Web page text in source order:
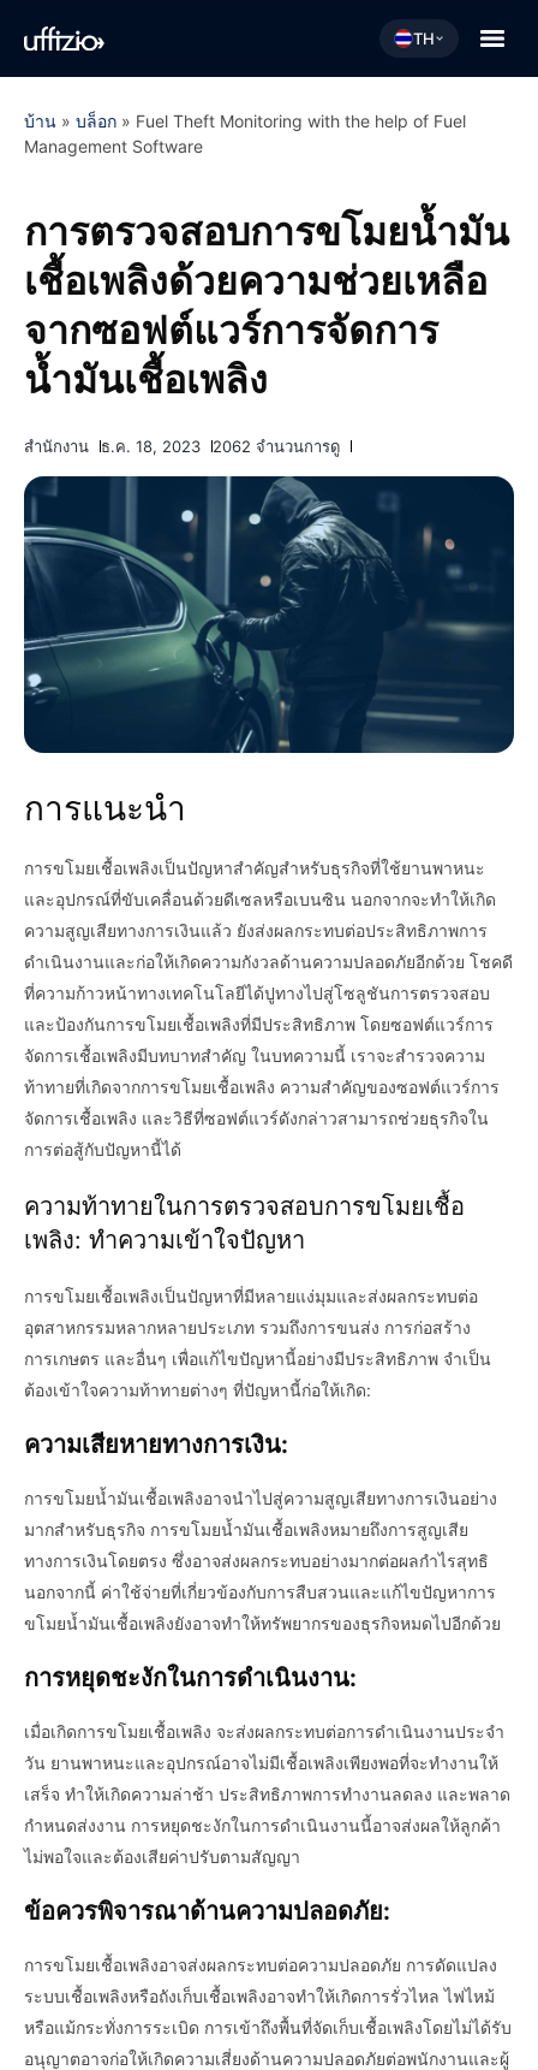
TH
บ้าน » บล็อก » Fuel Theft Monitoring with the help of Fuel
Management Software
การตรวจสอบการขโมยน้ำมัน
เชื้อเพลิงด้วยความช่วยเหลือ
จากซอฟต์แวร์การจัดการ
น้ำมันเชื้อเพลิง
สำนักงาน ธ.ค. 18, 2023 2062 จำนวนการดู
การแนะนำ
การขโมยเชื้อเพลิงเป็นปัญหาสำคัญสำหรับธุรกิจที่ใช้ยานพาหนะ
และอุปกรณ์ที่ขับเคลื่อนด้วยดีเซลหรือเบนซิน นอกจากจะทำให้เกิด
ความสูญเสียทางการเงินแล้ว ยังส่งผลกระทบต่อประสิทธิภาพการ
ดำเนินงานและก่อให้เกิดความกังวลด้านความปลอดภัยอีกด้วย โชคดี
ที่ความก้าวหน้าทางเทคโนโลยีได้ปูทางไปสู่โซลูชันการตรวจสอบ
และป้องกันการขโมยเชื้อเพลิงที่มีประสิทธิภาพ โดยซอฟต์แวร์การ
จัดการเชื้อเพลิงมีบทบาทสำคัญ ในบทความนี้ เราจะสำรวจความ
ท้าทายที่เกิดจากการขโมยเชื้อเพลิง ความสำคัญของซอฟต์แวร์การ
จัดการเชื้อเพลิง และวิธีที่ซอฟต์แวร์ดังกล่าวสามารถช่วยธุรกิจใน
การต่อสู้กับปัญหานี้ได้
ความท้าทายในการตรวจสอบการขโมยเชื้อ
เพลิง: ทำความเข้าใจปัญหา
การขโมยเชื้อเพลิงเป็นปัญหาที่มีหลายแง่มุมและส่งผลกระทบต่อ
อุตสาหกรรมหลากหลายประเภท รวมถึงการขนส่ง การก่อสร้าง
การเกษตร และอื่นๆ เพื่อแก้ไขปัญหานี้อย่างมีประสิทธิภาพ จำเป็น
ต้องเข้าใจความท้าทายต่างๆ ที่ปัญหานี้ก่อให้เกิด:
ความเสียหายทางการเงิน:
การขโมยน้ำมันเชื้อเพลิงอาจนำไปสู่ความสูญเสียทางการเงินอย่าง
มากสำหรับธุรกิจ การขโมยน้ำมันเชื้อเพลิงหมายถึงการสูญเสีย
ทางการเงินโดยตรง ซึ่งอาจส่งผลกระทบอย่างมากต่อผลกำไรสุทธิ
นอกจากนี้ ค่าใช้จ่ายที่เกี่ยวข้องกับการสืบสวนและแก้ไขปัญหาการ
ขโมยน้ำมันเชื้อเพลิงยังอาจทำให้ทรัพยากรของธุรกิจหมดไปอีกด้วย
การหยุดชะงักในการดำเนินงาน:
เมื่อเกิดการขโมยเชื้อเพลิง จะส่งผลกระทบต่อการดำเนินงานประจำ
วัน ยานพาหนะและอุปกรณ์อาจไม่มีเชื้อเพลิงเพียงพอที่จะทำงานให้
เสร็จ ทำให้เกิดความล่าช้า ประสิทธิภาพการทำงานลดลง และพลาด
กำหนดส่งงาน การหยุดชะงักในการดำเนินงานนี้อาจส่งผลให้ลูกค้า
ไม่พอใจและต้องเสียค่าปรับตามสัญญา
ข้อควรพิจารณาด้านความปลอดภัย:
การขโมยเชื้อเพลิงอาจส่งผลกระทบต่อความปลอดภัย การดัดแปลง
ระบบเชื้อเพลิงหรือถังเก็บเชื้อเพลิงอาจทำให้เกิดการรั่วไหล ไฟไหม้
หรือแม้กระทั่งการระเบิด การเข้าถึงพื้นที่จัดเก็บเชื้อเพลิงโดยไม่ได้รับ
อนุญาตอาจก่อให้เกิดความเสี่ยงด้านความปลอดภัยต่อพนักงานและผู้